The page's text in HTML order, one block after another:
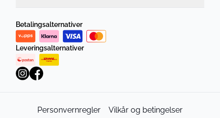
Betalingsalternativer
Leveringsalternativer
Personvernregler Vilkår og betingelser